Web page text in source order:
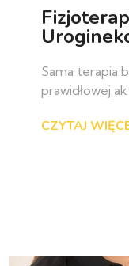
Sama terapia
prawidłowej
CZYTAJ